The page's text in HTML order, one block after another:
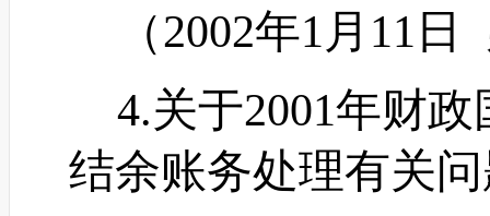
（2002年1月11
4.关于2001年财政
结余账务处理有关